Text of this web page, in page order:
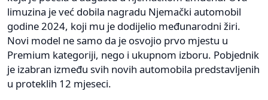
limuzina je već dobila nagradu Njemački automobil
godine 2024, koji mu je dodijelio međunarodni žiri.
Novi model ne samo da je osvojio prvo mjestu u
Premium kategoriji, nego i ukupnom izboru. Pobjednik
je izabran između svih novih automobila predstavljenih
u proteklih 12 mjeseci.